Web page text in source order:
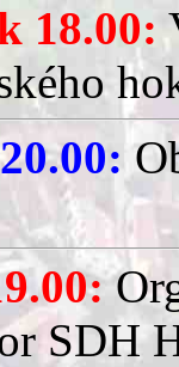
18.00:
SDH